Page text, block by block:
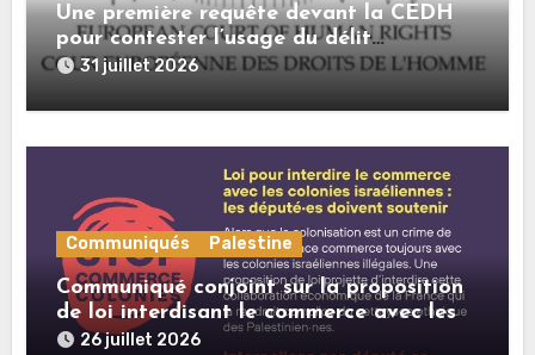
Une première requête devant la CEDH
pour contester l’usage du délit
d’« apologie du terrorisme » contre les
Palestine
31 juillet 2026
Communiqués Palestine
Communiqué conjoint sur la proposition
de loi interdisant le commerce avec les
colonies israéliennes illégales
26 juillet 2026